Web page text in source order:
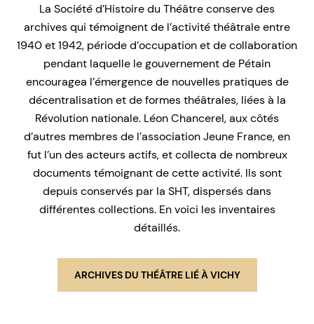
La Société d’Histoire du Théâtre conserve des
archives qui témoignent de l’activité théâtrale entre
1940 et 1942, période d’occupation et de collaboration
pendant laquelle le gouvernement de Pétain
encouragea l’émergence de nouvelles pratiques de
décentralisation et de formes théâtrales, liées à la
Révolution nationale. Léon Chancerel, aux côtés
d’autres membres de l’association Jeune France, en
fut l’un des acteurs actifs, et collecta de nombreux
documents témoignant de cette activité. Ils sont
depuis conservés par la SHT, dispersés dans
différentes collections. En voici les inventaires
détaillés.
ARCHIVES DU THÉÂTRE LIÉ À VICHY